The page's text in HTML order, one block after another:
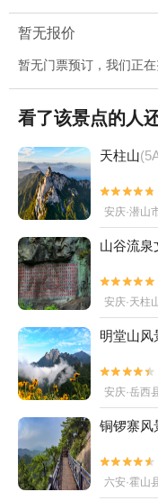
暂无报价
暂无门票预订，我们正
看了该景点的人
天柱山


安庆·潜山
山谷流泉


安庆·天柱
明堂山风


安庆·岳西
铜锣寨风


六安·霍山